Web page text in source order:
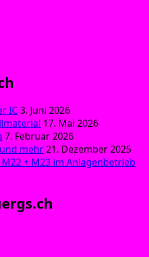
IC3. Juni 2026
17. Mai 2026
7. Februar 2026
mehr21. Dezember 2025
+ M23 im Anlagenbetrieb